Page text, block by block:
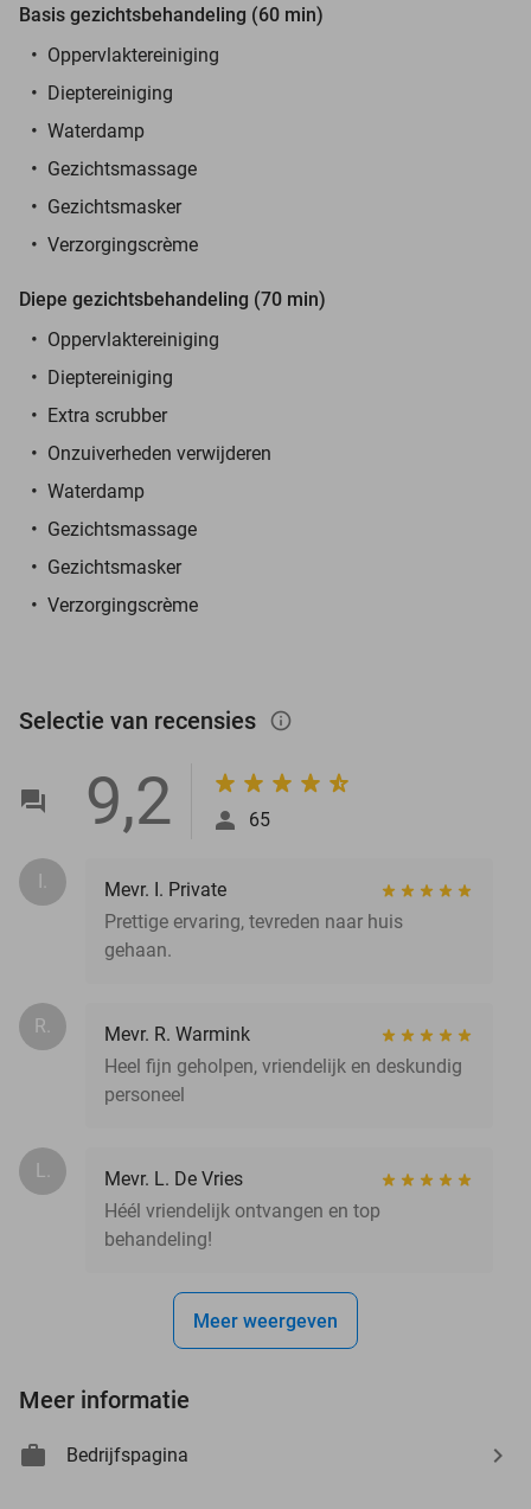
Basis gezichtsbehandeling (60 min)
Oppervlaktereiniging
Dieptereiniging
Waterdamp
Gezichtsmassage
Gezichtsmasker
Verzorgingscrème
Diepe gezichtsbehandeling (70 min)
Oppervlaktereiniging
Dieptereiniging
Extra scrubber
Onzuiverheden verwijderen
Waterdamp
Gezichtsmassage
Gezichtsmasker
Verzorgingscrème
Selectie van recensies info_outlined
9,2 65
I.
Mevr. I. Private
Prettige ervaring, tevreden naar huis
gehaan.
R.
Mevr. R. Warmink
Heel fijn geholpen, vriendelijk en deskundig
personeel
L.
Mevr. L. De Vries
Héél vriendelijk ontvangen en top
behandeling!
Meer weergeven
Meer informatie
Bedrijfspagina